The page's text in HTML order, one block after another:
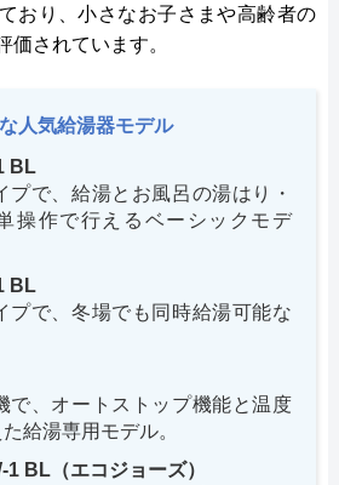
おり、小さなお子さまや高齢者の
価されています。
人気給湯器モデル
BL
プで、給湯とお風呂の湯はり・
操作で行えるベーシックモデ
BL
プで、冬場でも同時給湯可能な
で、オートストップ機能と温度
給湯専用モデル。
BL（エコジョーズ）